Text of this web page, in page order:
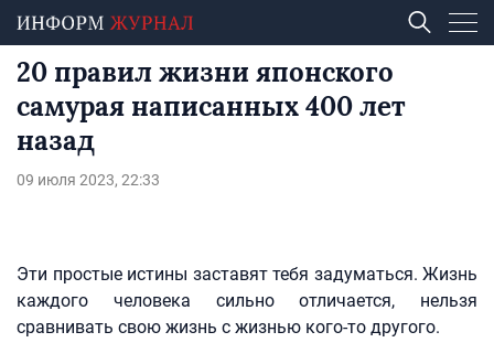
20 правил жизни японского
самурая написанных 400 лет
назад
09 июля 2023, 22:33
Эти простые истины заставят тебя задуматься. Жизнь
каждого человека сильно отличается, нельзя
сравнивать свою жизнь с жизнью кого-то другого.